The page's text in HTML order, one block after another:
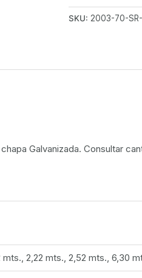
SKU: 2003-70-
Galvanizada. Consultar
mts., 2,22 mts., 2,52 mts., 6,30